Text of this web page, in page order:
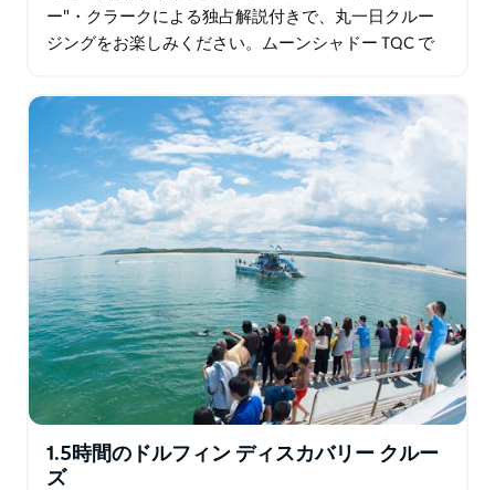
ー"・クラークによる独占解説付きで、丸一日クルー
ジングをお楽しみください。ムーンシャドー TQC で
ポート スティーブンスの西港の探索、ポイント…
1.5時間のドルフィン ディスカバリー クルー
ズ